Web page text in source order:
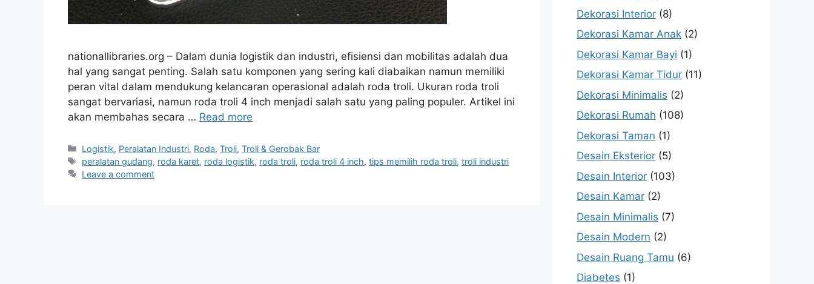
nationallibraries.org – Dalam dunia logistik dan industri, efisiensi dan mobilitas adalah dua
hal yang sangat penting. Salah satu komponen yang sering kali diabaikan namun memiliki
peran vital dalam mendukung kelancaran operasional adalah roda troli. Ukuran roda troli
sangat bervariasi, namun roda troli 4 inch menjadi salah satu yang paling populer. Artikel ini
akan membahas secara … Read more
Categories
Logistik, Peralatan Industri, Roda,Troli,Troli & Gerobak Bar
Tags
peralatan gudang, roda karet, roda logistik, roda troli, roda troli 4 inch,tips memilih roda troli,troli industri
Leave a comment
Dekorasi Interior (8)
Dekorasi Kamar Anak (2)
Dekorasi Kamar Bayi (1)
Dekorasi Kamar Tidur (11)
Dekorasi Minimalis (2)
Dekorasi Rumah (108)
Dekorasi Taman (1)
Desain Eksterior (5)
Desain Interior (103)
Desain Kamar (2)
Desain Minimalis (7)
Desain Modern (2)
Desain Ruang Tamu (6)
Diabetes (1)